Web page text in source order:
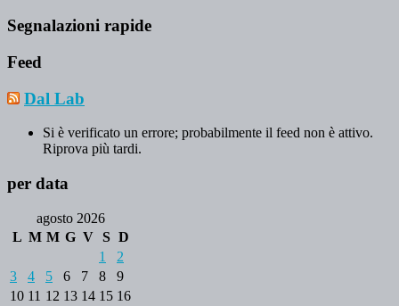
Segnalazioni rapide
Feed
Dal Lab
Si è verificato un errore; probabilmente il feed non è attivo.
Riprova più tardi.
per data
agosto 2026
L M M G V S D
1
2
3
4 5 6 7 8
9
10 11 12 13 14 15 16